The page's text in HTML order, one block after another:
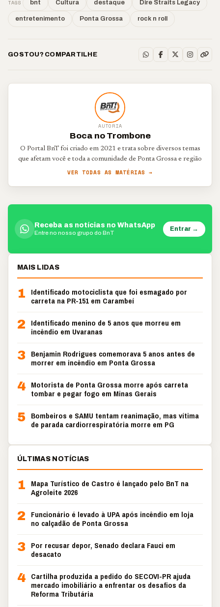
TAGS bnt Cultura destaque Dire Straits Legacy
entretenimento Ponta Grossa rock n roll
GOSTOU? COMPARTILHE
AUTORIA
Boca no Trombone
O Portal BnT foi criado em 2021 e trata sobre diversos temas
que afetam você e toda a comunidade de Ponta Grossa e região
VER TODAS AS MATÉRIAS →
Receba as notícias no WhatsApp
Entre no nosso grupo do BnT
Entrar →
MAIS LIDAS
1
Identificado motociclista que foi esmagado por
carreta na PR-151 em Carambeí
2
Identificado menino de 5 anos que morreu em
incêndio em Uvaranas
3 Benjamin Rodrigues comemorava 5 anos antes de
morrer em incêndio em Ponta Grossa
4 Motorista de Ponta Grossa morre após carreta
tombar e pegar fogo em Minas Gerais
5 Bombeiros e SAMU tentam reanimação, mas vítima
de parada cardiorrespiratória morre em PG
ÚLTIMAS NOTÍCIAS
1
Mapa Turístico de Castro é lançado pelo BnT na
Agroleite 2026
2
Funcionário é levado à UPA após incêndio em loja
no calçadão de Ponta Grossa
3 Por recusar depor, Senado declara Fauci em
desacato
4 Cartilha produzida a pedido do SECOVI-PR ajuda
mercado imobiliário a enfrentar os desafios da
Reforma Tributária